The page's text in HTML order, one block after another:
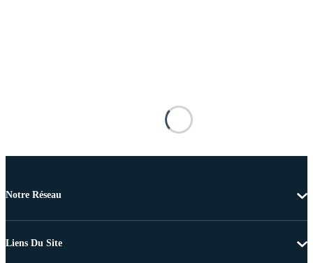
Notre Réseau
Liens Du Site